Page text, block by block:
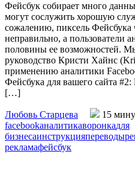
Фейсбук собирает много
могут сослужить хорошую
сожалению, пиксель Фейсбука
неправильно, а пользователи
половины ее возможностей.
руководство Кристи Хайнс
применению аналитики
Фейсбука для вашего сайта
[…]
Любовь Старцева
15
facebookаналитикаворонкадля
бизнесаинструкцияпереводы
рекламафейсбук